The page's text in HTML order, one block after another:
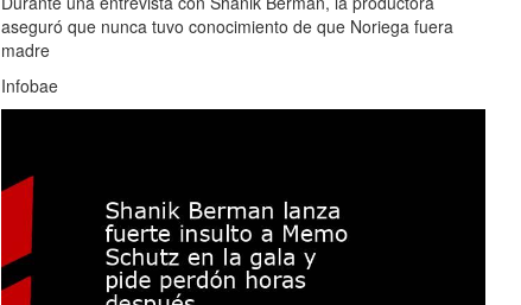
aseguró que nunca tuvo conocimiento de que Noriega fuera
madre
Infobae